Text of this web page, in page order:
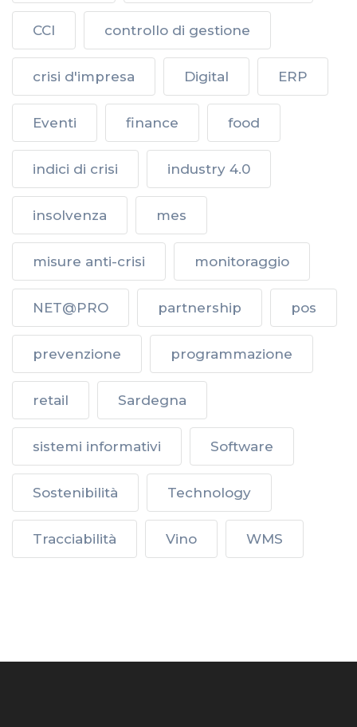
CCI controllo di gestione
crisi d'impresa Digital ERP
Eventi finance food
indici di crisi industry 4.0
insolvenza mes
misure anti-crisi monitoraggio
NET@PRO partnership pos
prevenzione programmazione
retail Sardegna
sistemi informativi Software
Sostenibilità Technology
Tracciabilità Vino WMS